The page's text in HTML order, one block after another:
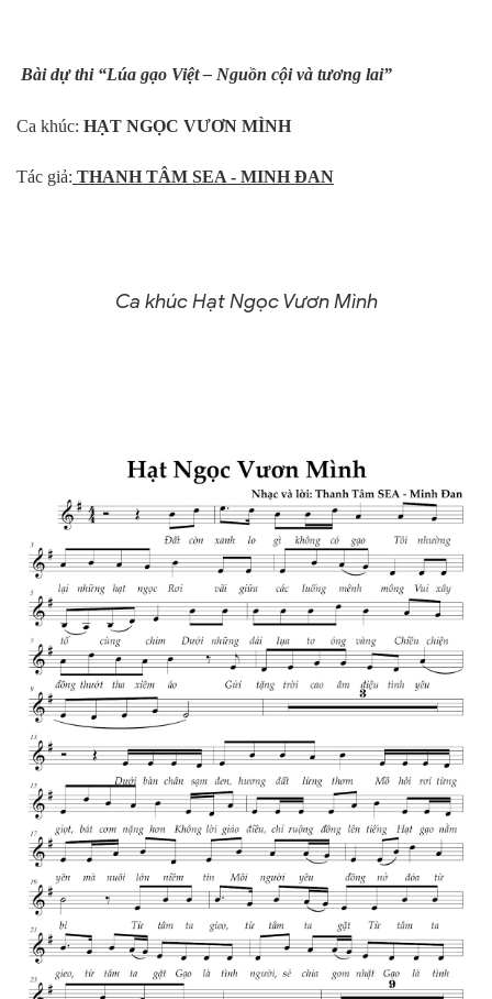
Bài dự thi “Lúa gạo Việt – Nguồn cội và tương lai”
Ca khúc: HẠT NGỌC VƯƠN MÌNH
Tác giả: THANH TÂM SEA - MINH ĐAN
Ca khúc Hạt Ngọc Vươn Mình